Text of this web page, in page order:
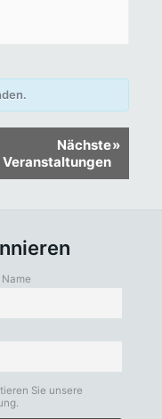
Nächste
Veranstaltungen
»
Sie unsere